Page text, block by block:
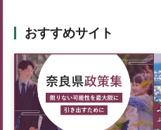
おすすめサイト